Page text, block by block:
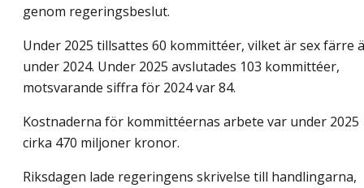
genom regeringsbeslut.
Under 2025 tillsattes 60 kommittéer, vilket är sex färre
under 2024. Under 2025 avslutades 103 kommittéer,
motsvarande siffra för 2024 var 84.
Kostnaderna för kommittéernas arbete var under 2025
cirka 470 miljoner kronor.
Riksdagen lade regeringens skrivelse till handlingarna,